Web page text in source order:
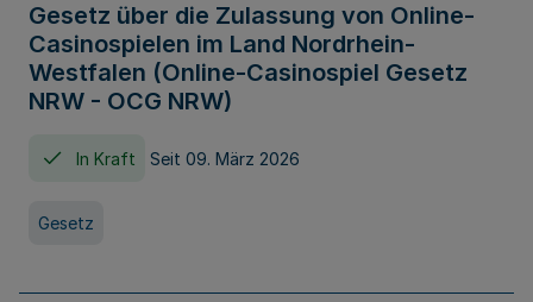
Gesetz über die Zulassung von Online-
Casinospielen im Land Nordrhein-
Westfalen (Online-Casinospiel Gesetz
NRW - OCG NRW)
In Kraft Seit 09. März 2026
Gesetz